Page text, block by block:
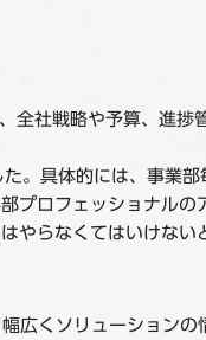
全社戦略や予算、進捗
。具体的には、事業部
プロフェッショナルの
やらなくてはいけない
広くソリューションの